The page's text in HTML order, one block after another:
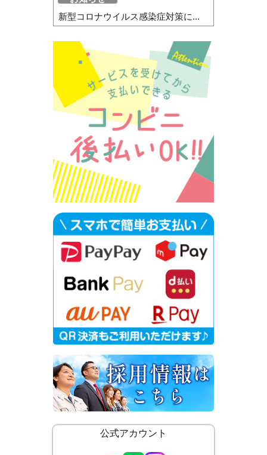
新型コロナウイルス感染症対策に...
公式アカウント